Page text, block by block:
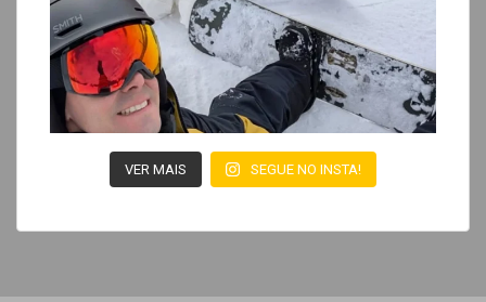
VER MAIS SEGUE NO INSTA!